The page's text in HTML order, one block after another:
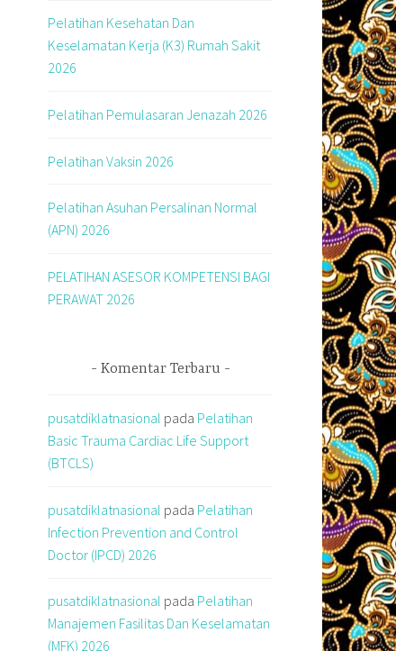
Pelatihan Kesehatan Dan
Keselamatan Kerja (K3) Rumah Sakit
2026
Pelatihan Pemulasaran Jenazah 2026
Pelatihan Vaksin 2026
Pelatihan Asuhan Persalinan Normal
(APN) 2026
PELATIHAN ASESOR KOMPETENSI BAGI
PERAWAT 2026
Komentar Terbaru
pusatdiklatnasional pada Pelatihan
Basic Trauma Cardiac Life Support
(BTCLS)
pusatdiklatnasional pada Pelatihan
Infection Prevention and Control
Doctor (IPCD) 2026
pusatdiklatnasional pada Pelatihan
Manajemen Fasilitas Dan Keselamatan
(MFK) 2026